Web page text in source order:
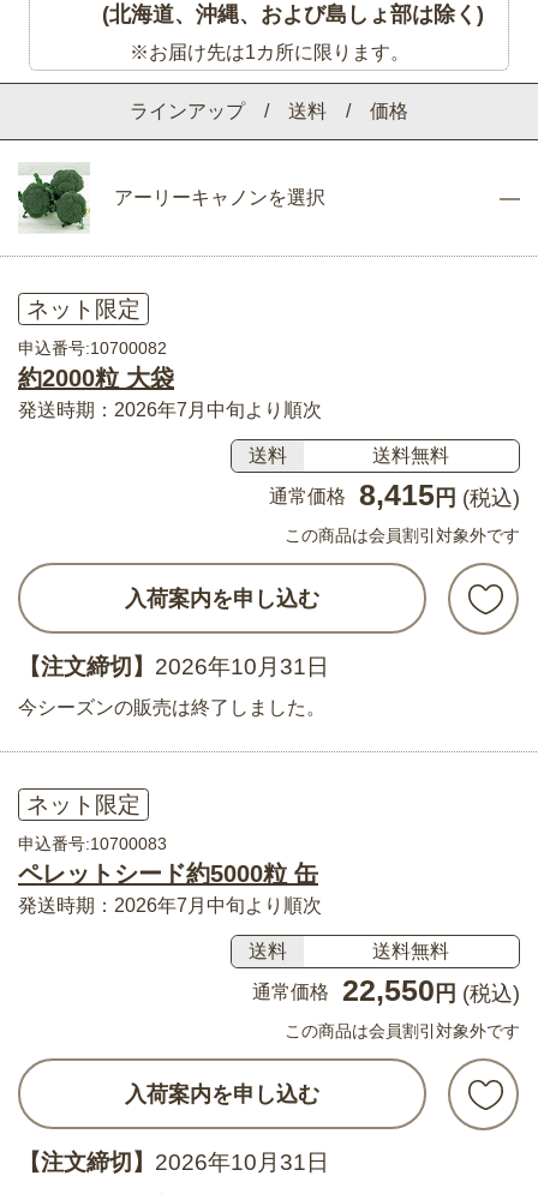
ラインアップ / 送料 / 価格
アーリーキャノンを選択
ネット限定
申込番号:10700082
約2000粒 大袋
発送時期：2026年7月中旬より順次
送料
送料無料
通常価格
8,415 円 (税込)
この商品は会員割引対象外です
入荷案内を申し込む
【注文締切】 2026年10月31日
今シーズンの販売は終了しました。
ネット限定
申込番号:10700083
ペレットシード約5000粒 缶
発送時期：2026年7月中旬より順次
送料
送料無料
通常価格
22,550 円 (税込)
この商品は会員割引対象外です
入荷案内を申し込む
【注文締切】 2026年10月31日
(北海道、沖縄、および島しょ部は除く)
※お届け先は1カ所に限ります。